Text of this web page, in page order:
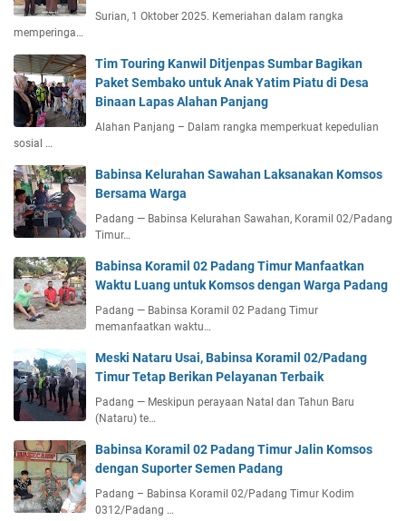
Surian, 1 Oktober 2025. Kemeriahan dalam rangka
memperinga…
Tim Touring Kanwil Ditjenpas Sumbar Bagikan
Paket Sembako untuk Anak Yatim Piatu di Desa
Binaan Lapas Alahan Panjang
Alahan Panjang – Dalam rangka memperkuat kepedulian
sosial …
Babinsa Kelurahan Sawahan Laksanakan Komsos
Bersama Warga
Padang — Babinsa Kelurahan Sawahan, Koramil 02/Padang
Timur…
Babinsa Koramil 02 Padang Timur Manfaatkan
Waktu Luang untuk Komsos dengan Warga Padang
Padang — Babinsa Koramil 02 Padang Timur
memanfaatkan waktu…
Meski Nataru Usai, Babinsa Koramil 02/Padang
Timur Tetap Berikan Pelayanan Terbaik
Padang — Meskipun perayaan Natal dan Tahun Baru
(Nataru) te…
Babinsa Koramil 02 Padang Timur Jalin Komsos
dengan Suporter Semen Padang
Padang – Babinsa Koramil 02/Padang Timur Kodim
0312/Padang …